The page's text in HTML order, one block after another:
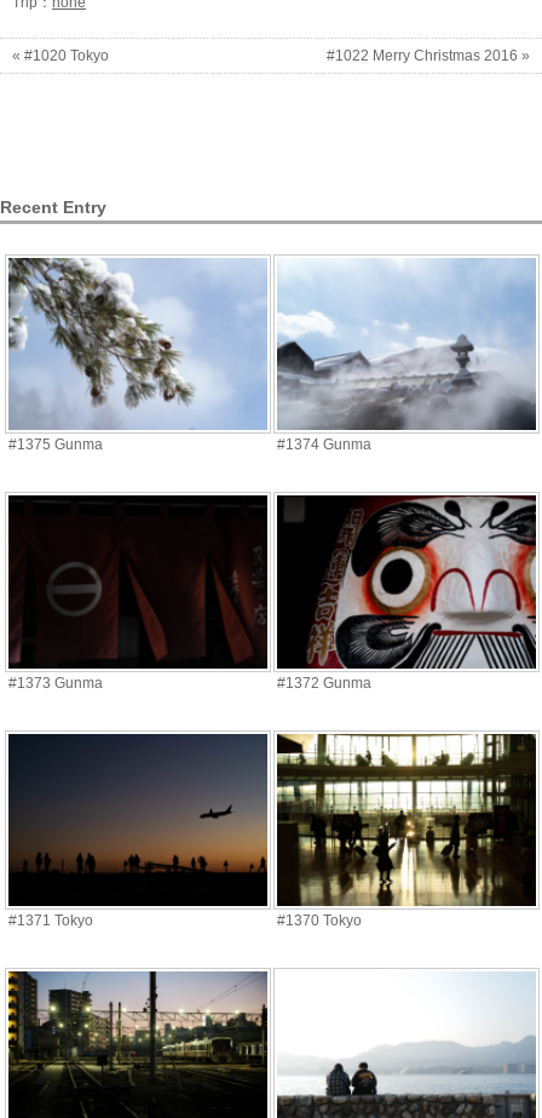
« #1020 Tokyo #1022 Merry Christmas 2016 »
Recent Entry
#1375 Gunma #1374 Gunma
#1373 Gunma #1372 Gunma
#1371 Tokyo #1370 Tokyo